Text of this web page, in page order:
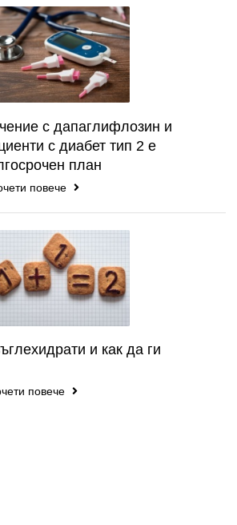
с дапаглифлозин и
с диабет тип 2 е
план
повече
и как да ги
повече